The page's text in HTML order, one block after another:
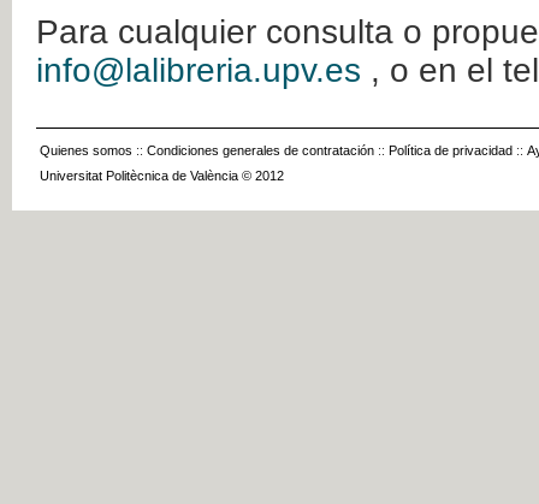
Para cualquier consulta o
info@lalibreria.upv.es , o en el
Quienes somos :: Condiciones generales de contratación :: Política de privacidad ::
Universitat Politècnica de València © 2012